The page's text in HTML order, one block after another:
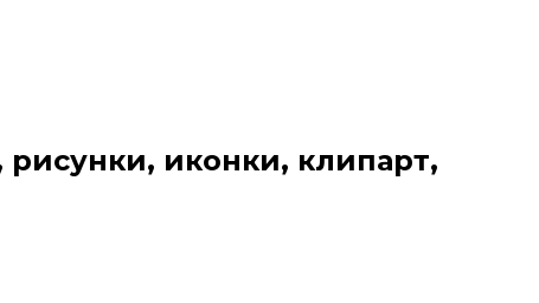
рисунки, иконки, клипарт,